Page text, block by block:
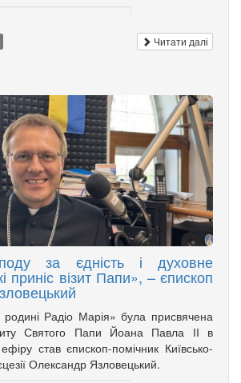
Читати далі
за єдність і духовне
приніс візит Папи», – єпископ
Радіо Марія» була присвячена
Святого Папи Йоана Павла ІІ в
став єпископ-помічник Київсько-
Олександр Язловецький.